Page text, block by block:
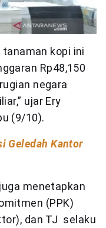
tanaman kopi ini
Rp48,150
negara
ujar Ery
(9/10).
Geledah Kantor
menetapkan
(PPK)
dan TJ selaku